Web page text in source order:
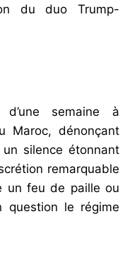
du duo Trump-
semaine à
Maroc, dénonçant
silence étonnant
remarquable
un feu de paille ou
question le régime